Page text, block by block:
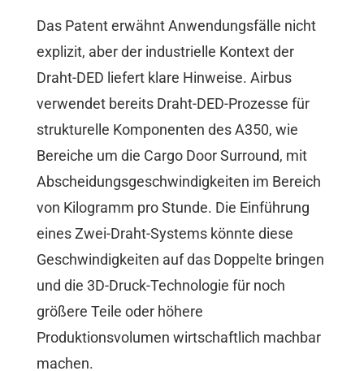
Das Patent erwähnt Anwendungsfälle nicht
explizit, aber der industrielle Kontext der
Draht-DED liefert klare Hinweise. Airbus
verwendet bereits Draht-DED-Prozesse für
strukturelle Komponenten des A350, wie
Bereiche um die Cargo Door Surround, mit
Abscheidungsgeschwindigkeiten im Bereich
von Kilogramm pro Stunde. Die Einführung
eines Zwei-Draht-Systems könnte diese
Geschwindigkeiten auf das Doppelte bringen
und die 3D-Druck-Technologie für noch
größere Teile oder höhere
Produktionsvolumen wirtschaftlich machbar
machen.